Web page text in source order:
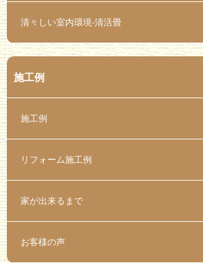
清々しい室内環境-清活畳
施工例
施工例
リフォーム施工例
家が出来るまで
お客様の声